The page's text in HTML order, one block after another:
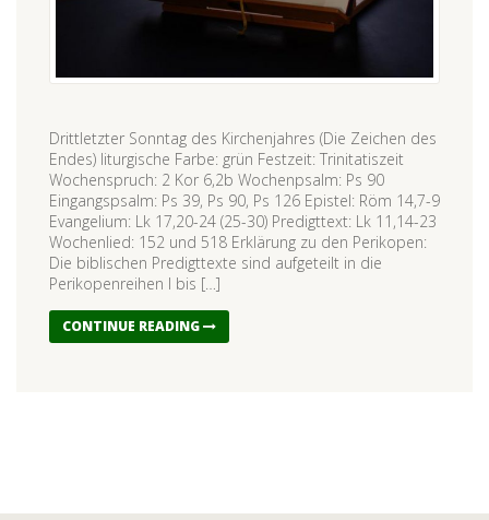
Drittletzter Sonntag des Kirchenjahres (Die Zeichen des
Endes) liturgische Farbe: grün Festzeit: Trinitatiszeit
Wochenspruch: 2 Kor 6,2b Wochenpsalm: Ps 90
Eingangspsalm: Ps 39, Ps 90, Ps 126 Epistel: Röm 14,7-9
Evangelium: Lk 17,20-24 (25-30) Predigttext: Lk 11,14-23
Wochenlied: 152 und 518 Erklärung zu den Perikopen:
Die biblischen Predigttexte sind aufgeteilt in die
Perikopenreihen I bis […]
CONTINUE READING